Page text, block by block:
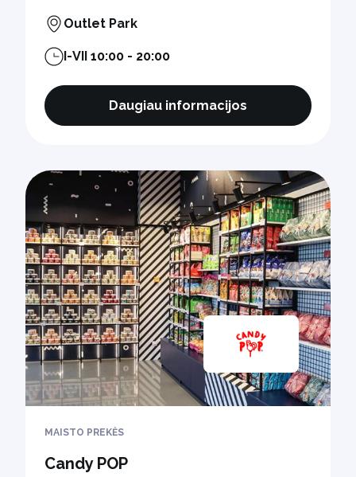
Outlet Park
I-VII 10:00 - 20:00
Daugiau informacijos
MAISTO PREKĖS
Candy POP